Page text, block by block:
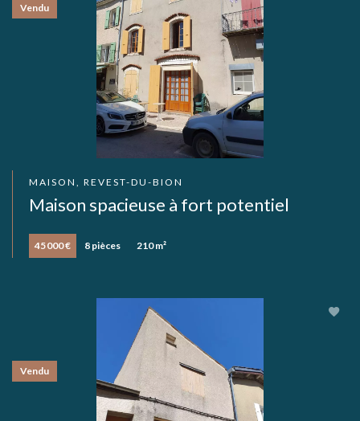
MAISON, REVEST-DU-BION
Maison spacieuse à fort potentiel
45 000 € 8 pièces 210 m²
Vendu
Vendu